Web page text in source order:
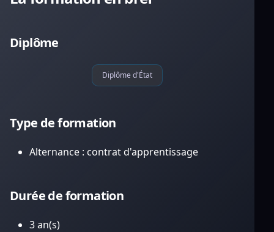
Diplôme
Diplôme d'État
Type de formation
Alternance : contrat d'apprentissage
Durée de formation
3 an(s)